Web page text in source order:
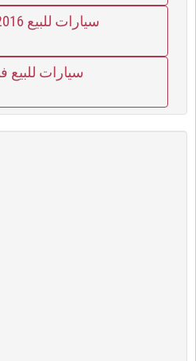
سيارات للبيع 2016 في سوريا
سيارات للبيع